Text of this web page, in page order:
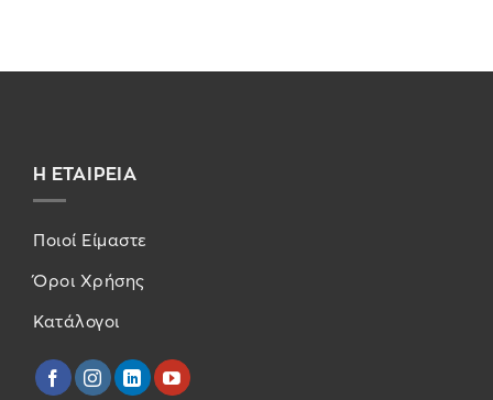
Η ΕΤΑΙΡΕΙΑ
Ποιοί Είμαστε
Όροι Χρήσης
Κατάλογοι